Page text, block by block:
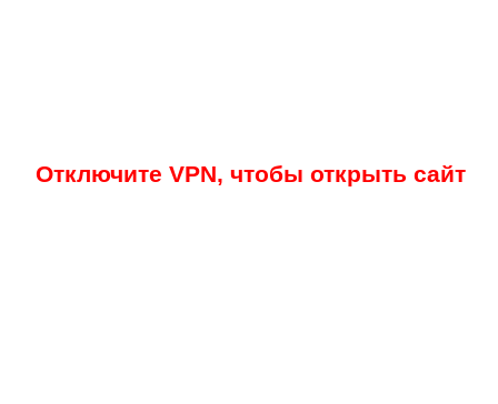
Отключите VPN, чтобы открыть сайт